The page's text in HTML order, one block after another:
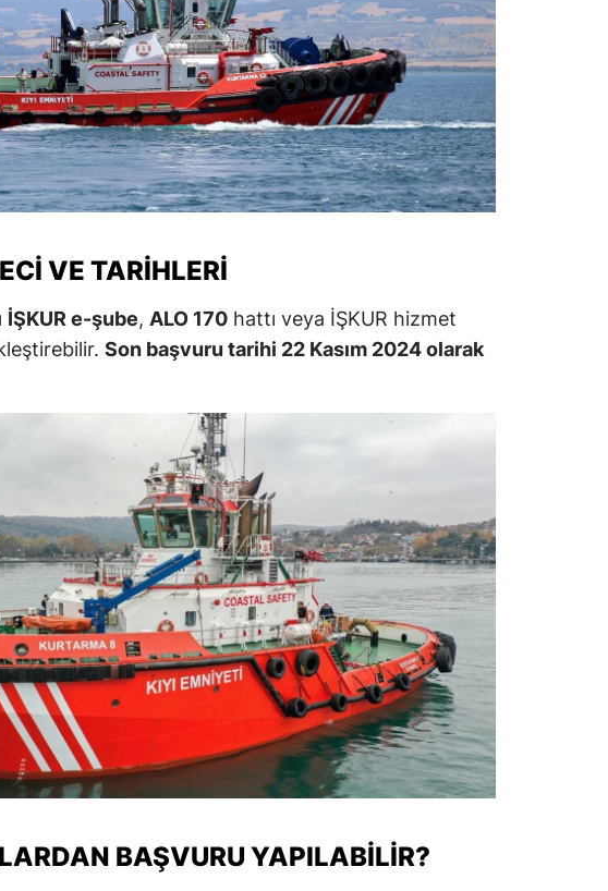
Aksaray
Bayburt
Karaman
Kırıkkale
Şırnak
Bartın
Ardahan
Kilis
Osmaniye
Düzce
VE TARIHLERI
İŞKUR e-şube, ALO 170 hattı veya İŞKUR hizmet
Son başvuru tarihi 22 Kasım 2024 olarak
BAŞVURU YAPILABILIR?